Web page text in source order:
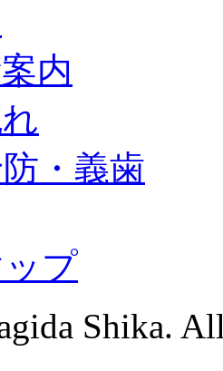
内
・義歯
プ
Shika.